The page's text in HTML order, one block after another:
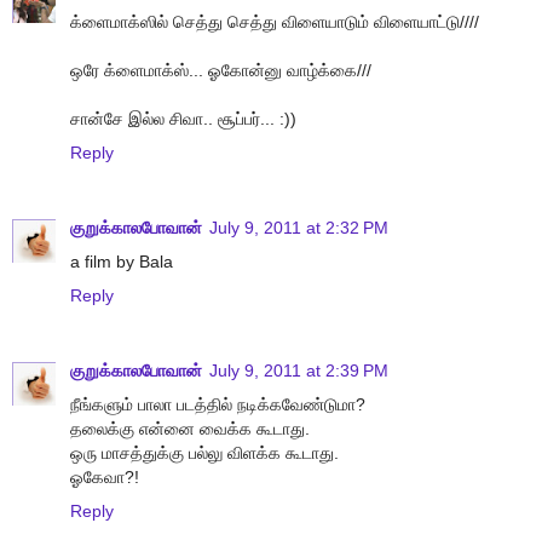
க்ளைமாக்ஸில் செத்து செத்து விளையாடும் விளையாட்டு////
ஒரே க்ளைமாக்ஸ்... ஓகோன்னு வாழ்க்கை///
சான்சே இல்ல சிவா.. சூப்பர்... :))
Reply
குறுக்காலபோவான் July 9, 2011 at 2:32 PM
a film by Bala
Reply
குறுக்காலபோவான் July 9, 2011 at 2:39 PM
நீங்களும் பாலா படத்தில் நடிக்கவேண்டுமா?
தலைக்கு என்னை வைக்க கூடாது.
ஒரு மாசத்துக்கு பல்லு விளக்க கூடாது.
ஓகேவா?!
Reply